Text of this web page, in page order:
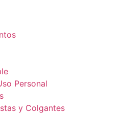
Personal
y Colgantes